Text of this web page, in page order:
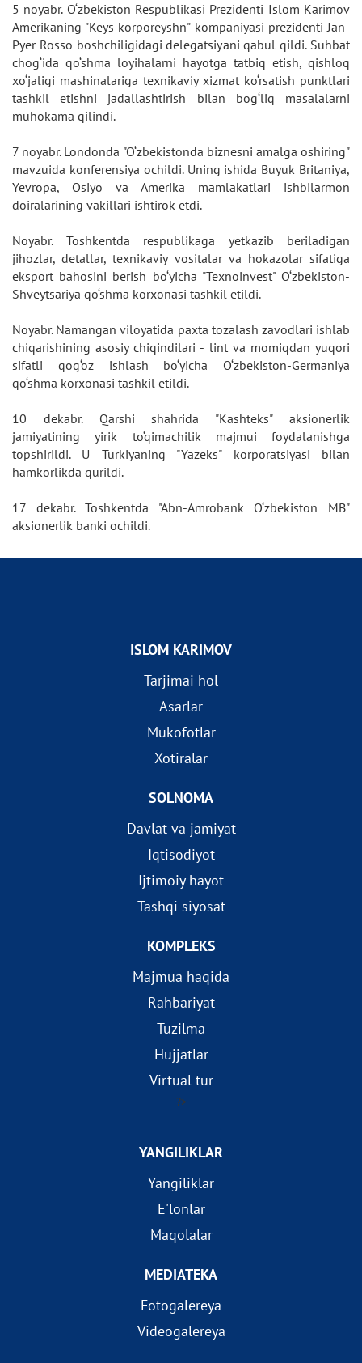
5 noyabr. O‘zbekiston Respublikasi Prezidenti Islom Karimov
Amerikaning "Keys korporeyshn" kompaniyasi prezidenti Jan-
Pyer Rosso boshchiligidagi delegatsiyani qabul qildi. Suhbat
chog‘ida qo‘shma loyihalarni hayotga tatbiq etish, qishloq
xo‘jaligi mashinalariga texnikaviy xizmat ko‘rsatish punktlari
tashkil etishni jadallashtirish bilan bog‘liq masalalarni
muhokama qilindi.
7 noyabr. Londonda "O‘zbekistonda biznesni amalga oshiring"
mavzuida konferensiya ochildi. Uning ishida Buyuk Britaniya,
Yevropa, Osiyo va Amerika mamlakatlari ishbilarmon
doiralarining vakillari ishtirok etdi.
Noyabr. Toshkentda respublikaga yetkazib beriladigan
jihozlar, detallar, texnikaviy vositalar va hokazolar sifatiga
eksport bahosini berish bo‘yicha "Texnoinvest" O‘zbekiston-
Shveytsariya qo‘shma korxonasi tashkil etildi.
Noyabr. Namangan viloyatida paxta tozalash zavodlari ishlab
chiqarishining asosiy chiqindilari - lint va momiqdan yuqori
sifatli qog‘oz ishlash bo‘yicha O‘zbekiston-Germaniya
qo‘shma korxonasi tashkil etildi.
10 dekabr. Qarshi shahrida "Kashteks" aksionerlik
jamiyatining yirik to‘qimachilik majmui foydalanishga
topshirildi. U Turkiyaning "Yazeks" korporatsiyasi bilan
hamkorlikda qurildi.
17 dekabr. Toshkentda "Abn-Amrobank O‘zbekiston MB"
aksionerlik banki ochildi.
ISLOM KARIMOV
Tarjimai hol
Asarlar
Mukofotlar
Xotiralar
SOLNOMA
Davlat va jamiyat
Iqtisodiyot
Ijtimoiy hayot
Tashqi siyosat
KOMPLEKS
Majmua haqida
Rahbariyat
Tuzilma
Hujjatlar
Virtual tur
?>
YANGILIKLAR
Yangiliklar
E'lonlar
Maqolalar
MEDIATEKA
Fotogalereya
Videogalereya